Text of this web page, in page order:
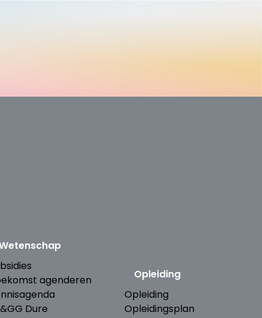
agenderen
Dure
Opleiding
Opleiding
Opleidingsplan